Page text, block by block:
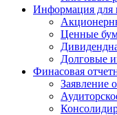
Информация для
Ценные
Долговые
Финасовая
Заявление